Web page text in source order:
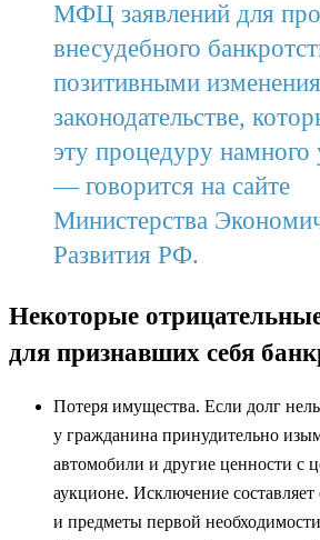
МФЦ заявлений для
внесудебного
позитивными
законодательстве,
эту процедуру намного
— говорится на сайте
Министерства
Развития РФ.
Некоторые
для признавших себя
Потеря имущества. Если долг
у гражданина принудительно
автомобили и другие ценности с
аукционе. Исключение
и предметы первой